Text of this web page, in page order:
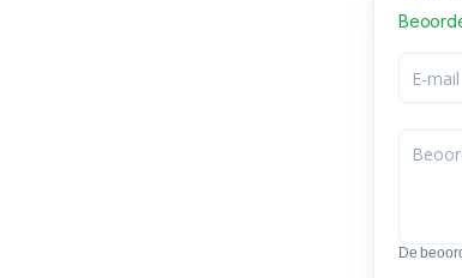
De